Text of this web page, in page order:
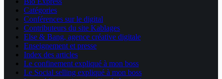
Catégories
Conférences sur le digital
Contributeurs du site Kablages
Else & Bang, agence créative digitale
Enseignement et presse
Index des articles
Le confinement expliqué à mon boss
Le Social selling expliqué à mon boss